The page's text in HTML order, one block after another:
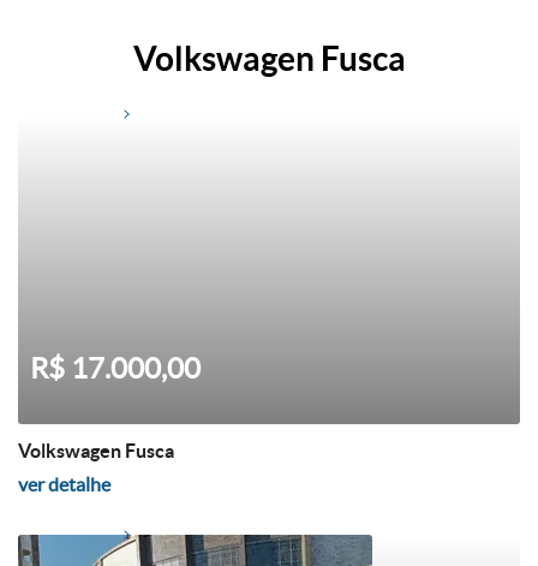
Volkswagen Fusca
R$ 17.000,00
Volkswagen Fusca
ver detalhe